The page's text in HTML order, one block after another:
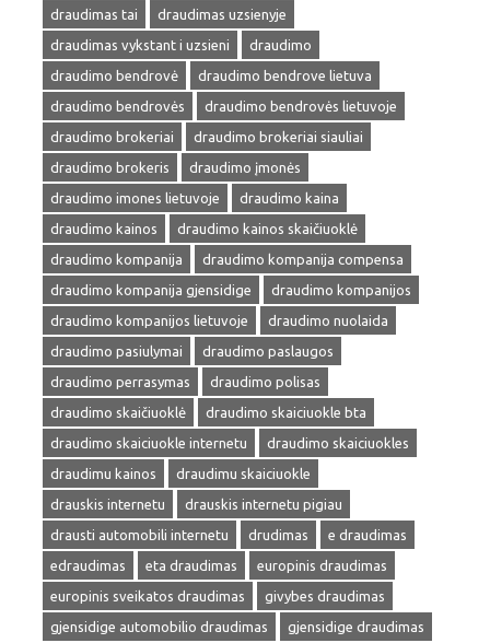
draudimas tai
draudimas uzsienyje
draudimas vykstant i uzsieni
draudimo
draudimo bendrovė
draudimo bendrove lietuva
draudimo bendrovės
draudimo bendrovės lietuvoje
draudimo brokeriai
draudimo brokeriai siauliai
draudimo brokeris
draudimo įmonės
draudimo imones lietuvoje
draudimo kaina
draudimo kainos
draudimo kainos skaičiuoklė
draudimo kompanija
draudimo kompanija compensa
draudimo kompanija gjensidige
draudimo kompanijos
draudimo kompanijos lietuvoje
draudimo nuolaida
draudimo pasiulymai
draudimo paslaugos
draudimo perrasymas
draudimo polisas
draudimo skaičiuoklė
draudimo skaiciuokle bta
draudimo skaiciuokle internetu
draudimo skaiciuokles
draudimu kainos
draudimu skaiciuokle
drauskis internetu
drauskis internetu pigiau
drausti automobili internetu
drudimas
e draudimas
edraudimas
eta draudimas
europinis draudimas
europinis sveikatos draudimas
givybes draudimas
gjensidige automobilio draudimas
gjensidige draudimas